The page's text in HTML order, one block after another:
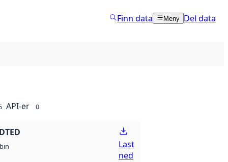
Finn data Meny Del data
API-er 0
bin
Last
ned